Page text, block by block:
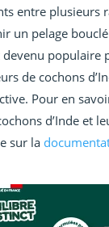
entre plusieurs
un pelage
populaire
de cochons
Pour en
d’Inde et
sur la